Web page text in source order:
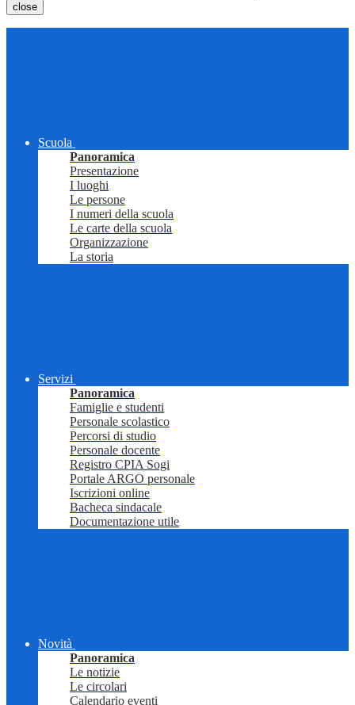
close
Scuola
Panoramica
Presentazione
I luoghi
Le persone
I numeri della scuola
Le carte della scuola
Organizzazione
La storia
Servizi
Panoramica
Famiglie e studenti
Personale scolastico
Percorsi di studio
Personale docente
Registro CPIA Sogi
Portale ARGO personale
Iscrizioni online
Bacheca sindacale
Documentazione utile
Novità
Panoramica
Le notizie
Le circolari
Calendario eventi